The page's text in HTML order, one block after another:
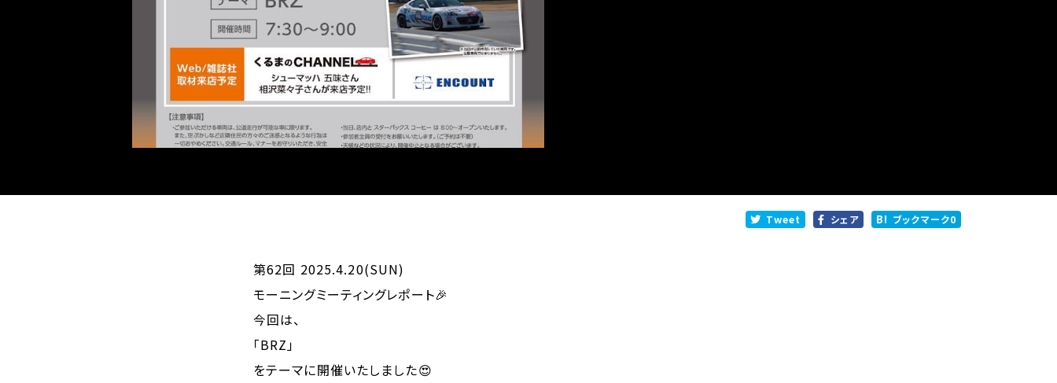
Tweet シェア ブックマーク0
第62回 2025.4.20(SUN)
モーニングミーティングレポート🎉
今回は、
「BRZ」
をテーマに開催いたしました😍